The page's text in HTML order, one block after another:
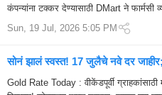
कंपन्यांना टक्कर देण्यासाठी DMart ने फार्मसी
प्रवेश केला आहे. निवडक स्टोअर्समध्ये औषध...
Sun, 19 Jul, 2026 5:05 PM
सोनं झालं स्वस्त! 17 जुलैचे नवे दर जाहीर;
पाहा तुमच्या शहरातील भाव
Gold Rate Today : वीकेंडपूर्वी ग्राहकांसाठी